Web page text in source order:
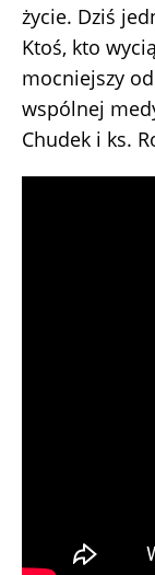
życie. Dziś
Ktoś, kto
mocniejszy
wspólnej
Chudek i ks.